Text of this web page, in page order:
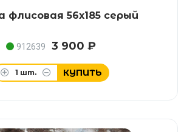
56х185 серый
912639 3 900 ₽
1 шт. КУПИТЬ